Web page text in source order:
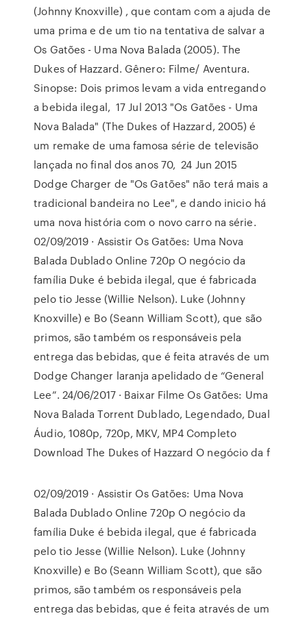
(Johnny Knoxville) , que contam com a ajuda de
uma prima e de um tio na tentativa de salvar a
Os Gatões - Uma Nova Balada (2005). The
Dukes of Hazzard. Gênero: Filme/ Aventura.
Sinopse: Dois primos levam a vida entregando
a bebida ilegal, 17 Jul 2013 "Os Gatões - Uma
Nova Balada" (The Dukes of Hazzard, 2005) é
um remake de uma famosa série de televisão
lançada no final dos anos 70, 24 Jun 2015
Dodge Charger de "Os Gatões" não terá mais a
tradicional bandeira no Lee", e dando inicio há
uma nova história com o novo carro na série.
02/09/2019 · Assistir Os Gatões: Uma Nova
Balada Dublado Online 720p O negócio da
família Duke é bebida ilegal, que é fabricada
pelo tio Jesse (Willie Nelson). Luke (Johnny
Knoxville) e Bo (Seann William Scott), que são
primos, são também os responsáveis pela
entrega das bebidas, que é feita através de um
Dodge Changer laranja apelidado de “General
Lee”. 24/06/2017 · Baixar Filme Os Gatões: Uma
Nova Balada Torrent Dublado, Legendado, Dual
Áudio, 1080p, 720p, MKV, MP4 Completo
Download The Dukes of Hazzard O negócio da f
02/09/2019 · Assistir Os Gatões: Uma Nova
Balada Dublado Online 720p O negócio da
família Duke é bebida ilegal, que é fabricada
pelo tio Jesse (Willie Nelson). Luke (Johnny
Knoxville) e Bo (Seann William Scott), que são
primos, são também os responsáveis pela
entrega das bebidas, que é feita através de um